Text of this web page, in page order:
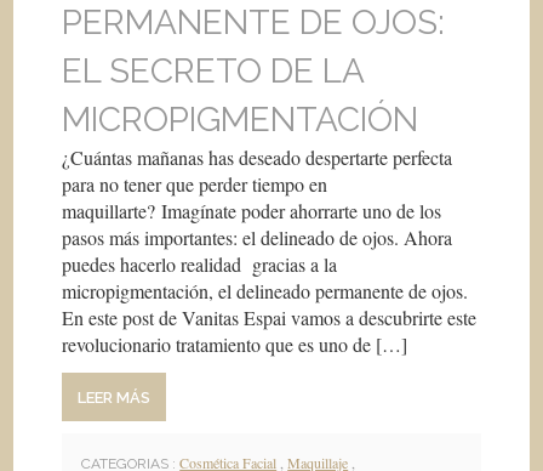
PERMANENTE DE OJOS:
EL SECRETO DE LA
MICROPIGMENTACIÓN
¿Cuántas mañanas has deseado despertarte perfecta
para no tener que perder tiempo en
maquillarte? Imagínate poder ahorrarte uno de los
pasos más importantes: el delineado de ojos. Ahora
puedes hacerlo realidad gracias a la
micropigmentación, el delineado permanente de ojos.
En este post de Vanitas Espai vamos a descubrirte este
revolucionario tratamiento que es uno de […]
LEER MÁS
CATEGORIAS : Cosmética Facial ,Maquillaje